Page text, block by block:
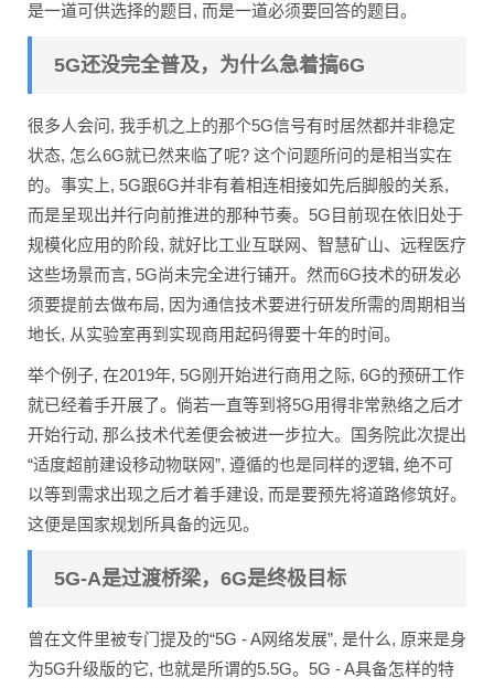
是一道可供选择的题目, 而是一道必须要回答的题目。
5G还没完全普及，为什么急着搞6G
很多人会问, 我手机之上的那个5G信号有时居然都并非稳定
状态, 怎么6G就已然来临了呢? 这个问题所问的是相当实在
的。事实上, 5G跟6G并非有着相连相接如先后脚般的关系,
而是呈现出并行向前推进的那种节奏。5G目前现在依旧处于
规模化应用的阶段, 就好比工业互联网、智慧矿山、远程医疗
这些场景而言, 5G尚未完全进行铺开。然而6G技术的研发必
须要提前去做布局, 因为通信技术要进行研发所需的周期相当
地长, 从实验室再到实现商用起码得要十年的时间。
举个例子, 在2019年, 5G刚开始进行商用之际, 6G的预研工作
就已经着手开展了。倘若一直等到将5G用得非常熟络之后才
开始行动, 那么技术代差便会被进一步拉大。国务院此次提出
“适度超前建设移动物联网”, 遵循的也是同样的逻辑, 绝不可
以等到需求出现之后才着手建设, 而是要预先将道路修筑好。
这便是国家规划所具备的远见。
5G-A是过渡桥梁，6G是终极目标
曾在文件里被专门提及的“5G - A网络发展”, 是什么, 原来是身
为5G升级版的它, 也就是所谓的5.5G。5G - A具备怎样的特